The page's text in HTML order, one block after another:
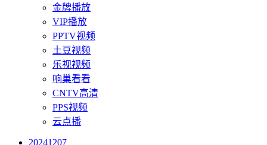
金牌播放
VIP播放
PPTV视频
土豆视频
乐视视频
响巢看看
CNTV高清
PPS视频
云点播
20241207